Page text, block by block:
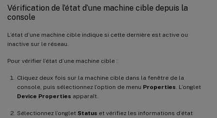
Vérification de l’état d’une machine cible depuis la
console
L’état d’une machine cible indique si cette dernière est active ou
inactive sur le réseau.
Pour vérifier l’état d’une machine cible :
Cliquez deux fois sur la machine cible dans la fenêtre de la
console, puis sélectionnez l’option de menu Properties . L’onglet
Device Properties apparaît.
Sélectionnez l’onglet Status et vérifiez les informations d’état